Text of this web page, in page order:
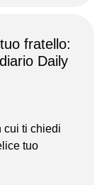
fratello:
Daily
cui ti chiedi
tuo